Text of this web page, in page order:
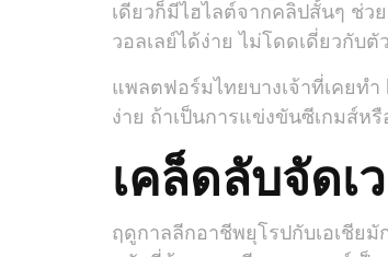
เดียวก็มีไฮไลต์จากคลิปสั้นๆ ช่ว
วอลเลย์ได้ง่าย ไม่โดดเดี่ยวกับตั
แพลตฟอร์มไทยบางเจ้าที่เคยทำ
ง่าย ถ้าเป็นการแข่งขันซีเกมส์ห
เคล็ดลับจัด
ฤดูกาลลีกอาชีพยุโรปกับเอเชีย